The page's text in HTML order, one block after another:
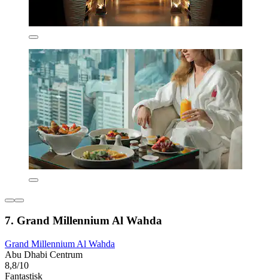
7. Grand Millennium Al Wahda
Grand Millennium Al Wahda
Abu Dhabi Centrum
8,8/10
Fantastisk